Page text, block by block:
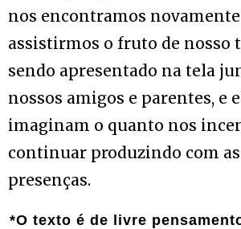
nos encontramos
assistirmos o fruto de nosso
sendo apresentado na tela
nossos amigos e parentes, e
imaginam o quanto nos
continuar produzindo com
presenças.
*O texto é de livre